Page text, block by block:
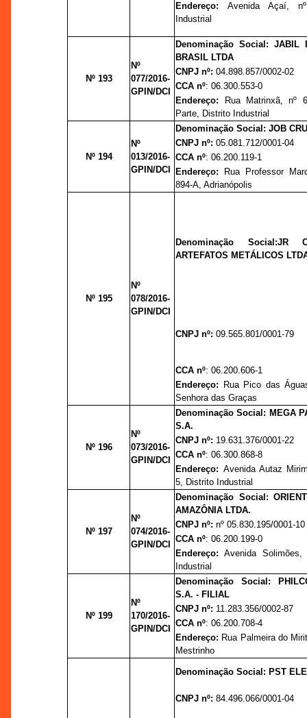
Endereço:Avenida Açaí,
Industrial
Nº 193
Nº
077/2016-
GPIN/DCI
Denominação Social:JABIL
BRASIL LTDA
CNPJ nº:04.898.857/0002-02
CCA nº: 06.300.553-0
Endereço:
Rua Matrinxã,
Parte, Distrito Industrial
Nº 194
Nº
013/2016-
GPIN/DCI
Denominação Social: JOB
CNPJ nº:05.081.712/0001-04
CCA nº: 06.200.119-1
Endereço:
Rua Professor
894-A, Adrianópolis
Nº 195
Nº
078/2016-
GPIN/DCI
Denominação Social:JR
ARTEFATOS METÁLICOS
CNPJ nº:09.565.801/0001-79
CCA nº: 06.200.606-1
Endereço:
Rua Pico das
Senhora das Graças
Nº 196
Nº
073/2016-
GPIN/DCI
Denominação Social: MEGA
S.A.
CNPJ nº: 19.631.376/0001-22
CCA nº: 06.300.868-8
Endereço: Avenida Autaz
5, Distrito Industrial
Nº 197
Nº
074/2016-
GPIN/DCI
Denominação Social:
AMAZÔNIA LTDA.
CNPJ nº:nº 05.830.195/0001-10
CCA nº: 06.200.199-0
Endereço:Avenida
Industrial
Nº 199
Nº
170/2016-
GPIN/DCI
Denominação Social:
S.A. - FILIAL
CNPJ nº: 11.283.356/0002-87
CCA nº: 06.200.708-4
Endereço: Rua Palmeira do
Mestrinho
Denominação Social: PST
CNPJ nº:84.496.066/0001-04